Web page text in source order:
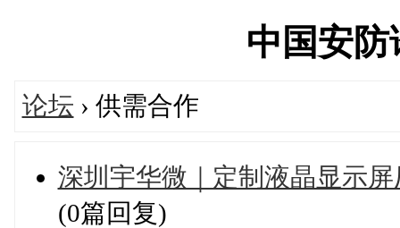
中国安
论坛 › 供需合作
深圳宇华微｜定制液晶显示
(0篇回复)